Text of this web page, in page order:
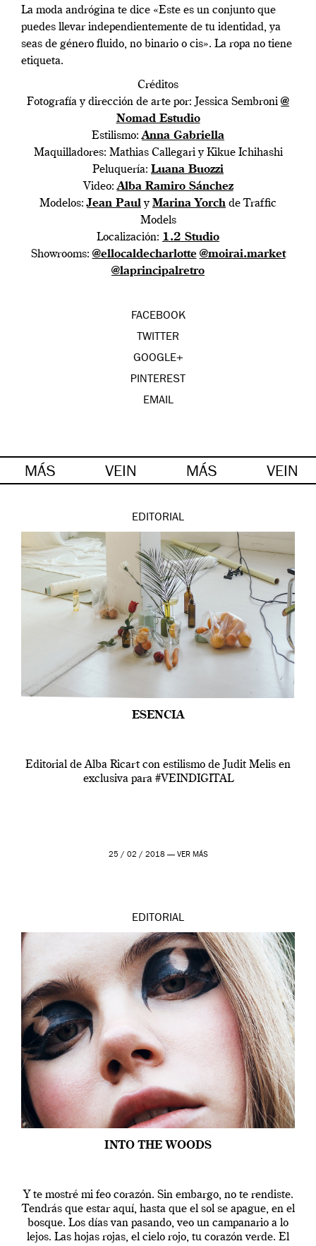
La moda andrógina te dice «Este es un conjunto que
puedes llevar independientemente de tu identidad, ya
seas de género fluido, no binario o cis». La ropa no tiene
etiqueta.
Créditos
Fotografía y dirección de arte por: Jessica Sembroni @
Nomad Estudio
Estilismo:Anna Gabriella
Maquilladores: Mathias Callegari y Kikue Ichihashi
Peluquería: Luana Buozzi
Video:Alba Ramiro Sánchez
Modelos:Jean PaulyMarina Yorch de Traffic
Models
Localización: 1.2 Studio
Showrooms: @ellocaldecharlotte @moirai.market
@laprincipalretro
FACEBOOK
TWITTER
GOOGLE+
PINTEREST
EMAIL
MÁS VEIN MÁS VEIN
EDITORIAL
ESENCIA
Editorial de Alba Ricart con estilismo de Judit Melis en
exclusiva para #VEINDIGITAL
25 / 02 / 2018 — VER MÁS
EDITORIAL
INTO THE WOODS
Y te mostré mi feo corazón. Sin embargo, no te rendiste.
Tendrás que estar aquí, hasta que el sol se apague, en el
bosque. Los días van pasando, veo un campanario a lo
lejos. Las hojas rojas, el cielo rojo, tu corazón verde. El